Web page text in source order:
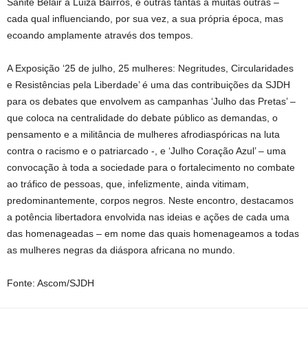
Sanité Belair à Luiza Bairros, e outras tantas à muitas outras –
cada qual influenciando, por sua vez, a sua própria época, mas
ecoando amplamente através dos tempos.
A Exposição ‘25 de julho, 25 mulheres: Negritudes, Circularidades
e Resistências pela Liberdade’ é uma das contribuições da SJDH
para os debates que envolvem as campanhas ‘Julho das Pretas’ –
que coloca na centralidade do debate público as demandas, o
pensamento e a militância de mulheres afrodiaspóricas na luta
contra o racismo e o patriarcado -, e ‘Julho Coração Azul’ – uma
convocação à toda a sociedade para o fortalecimento no combate
ao tráfico de pessoas, que, infelizmente, ainda vitimam,
predominantemente, corpos negros. Neste encontro, destacamos
a potência libertadora envolvida nas ideias e ações de cada uma
das homenageadas – em nome das quais homenageamos a todas
as mulheres negras da diáspora africana no mundo.
Fonte: Ascom/SJDH